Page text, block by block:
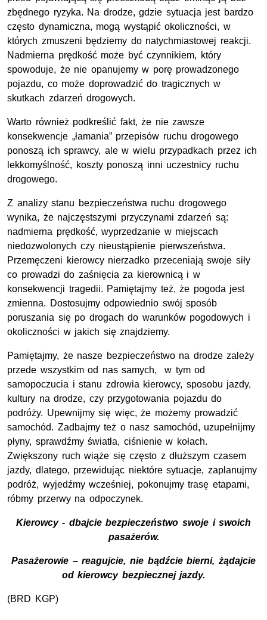
zbędnego ryzyka. Na drodze, gdzie sytuacja jest bardzo
często dynamiczna, mogą wystąpić okoliczności, w
których zmuszeni będziemy do natychmiastowej reakcji.
Nadmierna prędkość może być czynnikiem, który
spowoduje, że nie opanujemy w porę prowadzonego
pojazdu, co może doprowadzić do tragicznych w
skutkach zdarzeń drogowych.
Warto również podkreślić fakt, że nie zawsze
konsekwencje „łamania” przepisów ruchu drogowego
ponoszą ich sprawcy, ale w wielu przypadkach przez ich
lekkomyślność, koszty ponoszą inni uczestnicy ruchu
drogowego.
Z analizy stanu bezpieczeństwa ruchu drogowego
wynika, że najczęstszymi przyczynami zdarzeń są:
nadmierna prędkość, wyprzedzanie w miejscach
niedozwolonych czy nieustąpienie pierwszeństwa.
Przemęczeni kierowcy nierzadko przeceniają swoje siły
co prowadzi do zaśnięcia za kierownicą i w
konsekwencji tragedii. Pamiętajmy też, że pogoda jest
zmienna. Dostosujmy odpowiednio swój sposób
poruszania się po drogach do warunków pogodowych i
okoliczności w jakich się znajdziemy.
Pamiętajmy, że nasze bezpieczeństwo na drodze zależy
przede wszystkim od nas samych, w tym od
samopoczucia i stanu zdrowia kierowcy, sposobu jazdy,
kultury na drodze, czy przygotowania pojazdu do
podróży. Upewnijmy się więc, że możemy prowadzić
samochód. Zadbajmy też o nasz samochód, uzupełnijmy
płyny, sprawdźmy światła, ciśnienie w kołach.
Zwiększony ruch wiąże się często z dłuższym czasem
jazdy, dlatego, przewidując niektóre sytuacje, zaplanujmy
podróż, wyjedźmy wcześniej, pokonujmy trasę etapami,
róbmy przerwy na odpoczynek.
Kierowcy - dbajcie bezpieczeństwo swoje i swoich
pasażerów.
Pasażerowie – reagujcie, nie bądźcie bierni, żądajcie
od kierowcy bezpiecznej jazdy.
(BRD KGP)